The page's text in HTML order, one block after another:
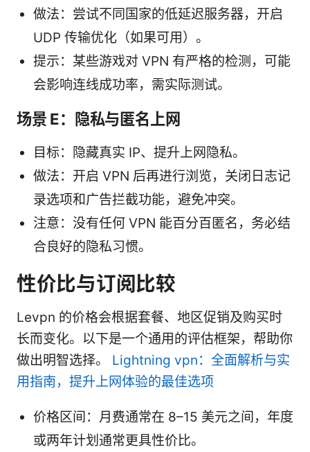
做法：尝试不同国家的低延迟服务器，开启
UDP 传输优化（如果可用）。
提示：某些游戏对 VPN 有严格的检测，可能
会影响连线成功率，需实际测试。
场景 E：隐私与匿名上网
目标：隐藏真实 IP、提升上网隐私。
做法：开启 VPN 后再进行浏览，关闭日志记
录选项和广告拦截功能，避免冲突。
注意：没有任何 VPN 能百分百匿名，务必结
合良好的隐私习惯。
性价比与订阅比较
Levpn 的价格会根据套餐、地区促销及购买时
长而变化。以下是一个通用的评估框架，帮助你
做出明智选择。 Lightning vpn：全面解析与实
用指南，提升上网体验的最佳选项
价格区间：月费通常在 8–15 美元之间，年度
或两年计划通常更具性价比。